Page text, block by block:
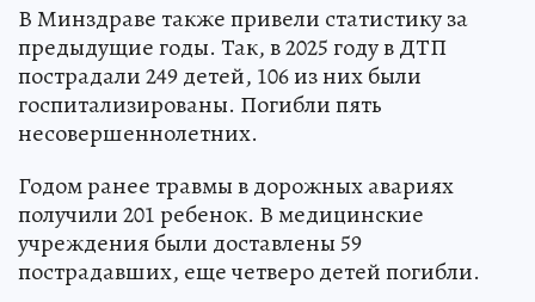
В Минздраве также привели статистику за
предыдущие годы. Так, в 2025 году в ДТП
пострадали 249 детей, 106 из них были
госпитализированы. Погибли пять
несовершеннолетних.
Годом ранее травмы в дорожных авариях
получили 201 ребенок. В медицинские
учреждения были доставлены 59
пострадавших, еще четверо детей погибли.